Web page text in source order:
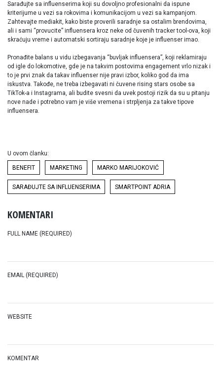
Sarađujte sa influenserima koji su dovoljno profesionalni da ispune
kriterijume u vezi sa rokovima i komunikacijom u vezi sa kampanjom.
Zahtevajte mediakit, kako biste proverili saradnje sa ostalim brendovima,
ali i sami “provucite” influensera kroz neke od čuvenih tracker tool-ova, koji
skraćuju vreme i automatski sortiraju saradnje koje je influenser imao.
Pronađite balans u vidu izbegavanja “buvljak influensera”, koji reklamiraju
od igle do lokomotive, gde je na takvim postovima engagement vrlo nizak i
to je prvi znak da takav influenser nije pravi izbor, koliko god da ima
iskustva. Takođe, ne treba izbegavati ni čuvene rising stars osobe sa
TikTok-a i Instagrama, ali budite svesni da uvek postoji rizik da su u pitanju
nove nade i potrebno vam je više vremena i strpljenja za takve tipove
influensera.
U ovom članku:
BENEFIT MARKETING MARKO MARIJOKOVIĆ
SARAĐUJTE SA INFLUENSERIMA SMARTPOINT ADRIA
KOMENTARI
FULL NAME (REQUIRED)
EMAIL (REQUIRED)
WEBSITE
KOMENTAR